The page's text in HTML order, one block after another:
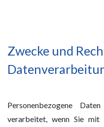
Zwecke und
Personenbezogene
verarbeitet, wenn Sie mit